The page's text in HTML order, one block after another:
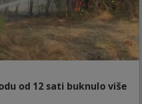
od 12 sati buknulo više